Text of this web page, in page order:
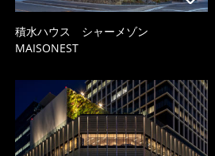
積水ハウス シャーメゾン
MAISONEST